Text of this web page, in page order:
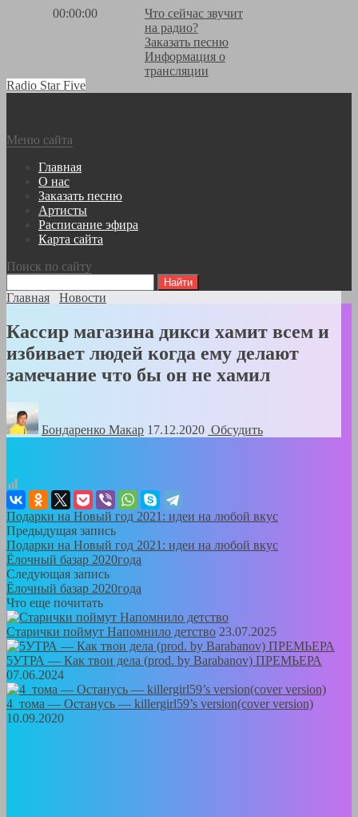
00:00:00
Что сейчас звучит
на радио?
Заказать песню
Информация о
трансляции
Radio Star Five
Меню сайта
Главная
О нас
Заказать песню
Артисты
Расписание эфира
Карта сайта
Поиск по сайту
Главная Новости
Кассир магазина дикси хамит всем и
избивает людей когда ему делают
замечание что бы он не хамил
Бондаренко Mакар 17.12.2020 Обсудить
Подарки на Новый год 2021: идеи на любой вкус
Предыдущая запись
Подарки на Новый год 2021: идеи на любой вкус
Ёлочный базар 2020года
Следующая запись
Ёлочный базар 2020года
Что еще почитать
Старички поймут Напомнило детство 23.07.2025
5УТРА — Как твои дела (prod. by Barabanov) ПРЕМЬЕРА
07.06.2024
4_тома — Останусь — killergirl59’s version(cover version)
10.09.2020